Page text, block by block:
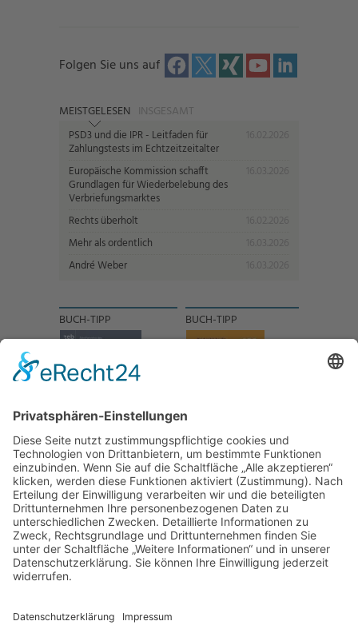
Folgen Sie uns auf
MEISTGELESEN INSGESAMT
PSD3 und die IPR - Leitfaden für
Zahlungstests im Echtzeitzeitalter
Europäische Kommission schafft
Grundlagen für Wiederbelebung des
Verbriefungsmarktes
Rechts überholt
Mehr als ordentlich
André Weber
BUCH-TIPP BUCH-TIPP
NACH OBEN